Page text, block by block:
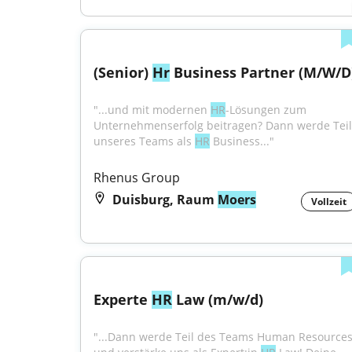
(Senior) Hr Business Partner (M/W/
"...und mit modernen HR-Lösungen zum
Unternehmenserfolg beitragen? Dann werde Teil
unseres Teams als HR Business..."
Rhenus Group
Duisburg, Raum Moers Vollzeit
Experte HR Law (m/w/d)
"...Dann werde Teil des Teams Human Resources